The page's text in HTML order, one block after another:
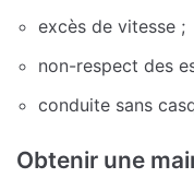
excès de vitesse ;
non-respect des
conduite sans
Obtenir une